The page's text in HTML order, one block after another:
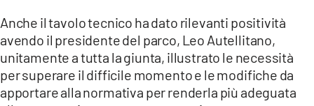
ANDROID
APPLE
Anche il tavolo tecnico ha dato rilevanti positività
avendo il presidente del parco, Leo Autellitano,
unitamente a tutta la giunta, illustrato le necessità
per superare il difficile momento e le modifiche da
apportare alla normativa per renderla più adeguata